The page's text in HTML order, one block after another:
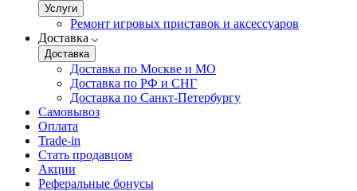
Услуги
Ремонт игровых приставок и аксессуаров
Доставка
Доставка
Доставка по Москве и МО
Доставка по РФ и СНГ
Доставка по Санкт-Петербургу
Самовывоз
Оплата
Trade-in
Стать продавцом
Акции
Реферальные бонусы